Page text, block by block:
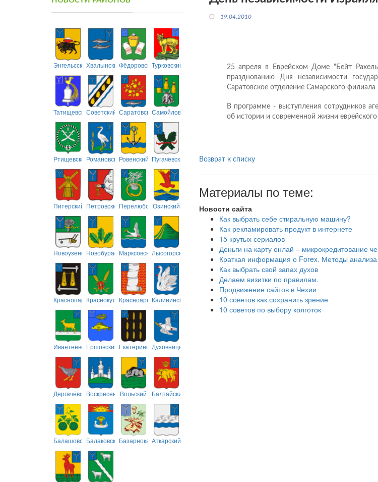
ЭнгельсскийХвалынскийФёдоровскийТурковский
ТатищевскийСоветский СаратовскийСамойловский
РтищевскийРомановскийРовенский Пугачёвский
Питерский ПетровскийПерелюбскийОзинский
НовоузенскийНовобурасскийМарксовскийЛысогорский
Краснопартизанский
КраснокутскийКрасноармейский
Калининский
ИвантеевскийЕршовский ЕкатериновскийДуховницкий
ДергачёвскийВоскресенскийВольский Балтайский
БалашовскийБалаковскийБазарнокарабулакский
Аткарский
19.04.2010
25 апреля в Еврейском Доме "Бейт
празднованию Дня независимости
Саратовское отделение Самарского филиала
В программе - выступления сотрудников
об истории и современной жизни еврейского
Возврат к списку
Материалы по теме:
Новости сайта
Как выбрать себе стиральную машину?
Как рекламировать продукт в интернете
15 крутых сериалов
Деньги на карту онлай – микрокредитование
Краткая информация о Forex. Методы анализа
Как выбрать свой запах духов
Делаем визитки по правилам.
Продвижение сайтов в Чехии
10 советов как сохранить зрение
10 советов по выбору колготок